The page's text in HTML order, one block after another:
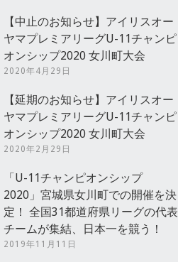
【中止のお知らせ】アイリスオー
ヤマプレミアリーグU-11チャンピ
オンシップ2020 女川町大会
2020年4月29日
【延期のお知らせ】アイリスオー
ヤマプレミアリーグU-11チャンピ
オンシップ2020 女川町大会
2020年2月29日
「U-11チャンピオンシップ
2020」宮城県女川町での開催を決
定！ 全国31都道府県リーグの代表
チームが集結、日本一を競う！
2019年11月11日